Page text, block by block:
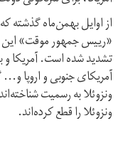
از اوایل بهمن‌ماه گذشته
«رییس جمهور موقت» این
تشدید شده است. آمریکا
آمریکای جنوبی و اروپا
ونزوئلا به رسمیت
ونزوئلا را قطع کرده‌اند.